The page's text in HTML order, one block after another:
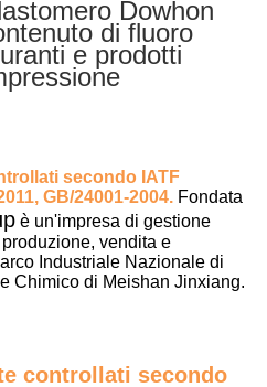
Dowhon
di fluoro
e prodotti
secondo IATF
GB/24001-2004. Fondata
è un'impresa di gestione
vendita e
Industriale Nazionale di
Chimico di Meishan Jinxiang.
controllati secondo